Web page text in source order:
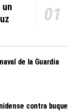
un
de la Guardia
contra buque